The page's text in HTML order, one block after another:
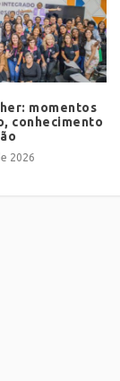
momentos
conhecimento
2026